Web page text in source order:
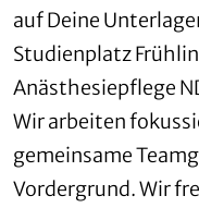
auf Deine
Studienplatz
Anästhesiepflege
Wir arbeiten
gemeinsame
Vordergrund. Wir